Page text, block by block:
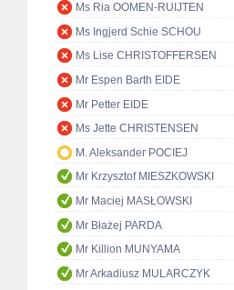
Ms Ria OOMEN-RUIJTEN
Ms Ingjerd Schie SCHOU
Ms Lise CHRISTOFFERSEN
Mr Espen Barth EIDE
Mr Petter EIDE
Ms Jette CHRISTENSEN
M. Aleksander POCIEJ
Mr Krzysztof MIESZKOWSKI
Mr Maciej MASŁOWSKI
Mr Błażej PARDA
Mr Killion MUNYAMA
Mr Arkadiusz MULARCZYK